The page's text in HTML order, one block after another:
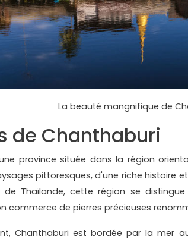
La beauté mangnifique de
de Chanthaburi
province située dans la région
pittoresques, d'une riche histoire
Thaïlande, cette région se distingue
commerce de pierres précieuses
Chanthaburi est bordée par la mer